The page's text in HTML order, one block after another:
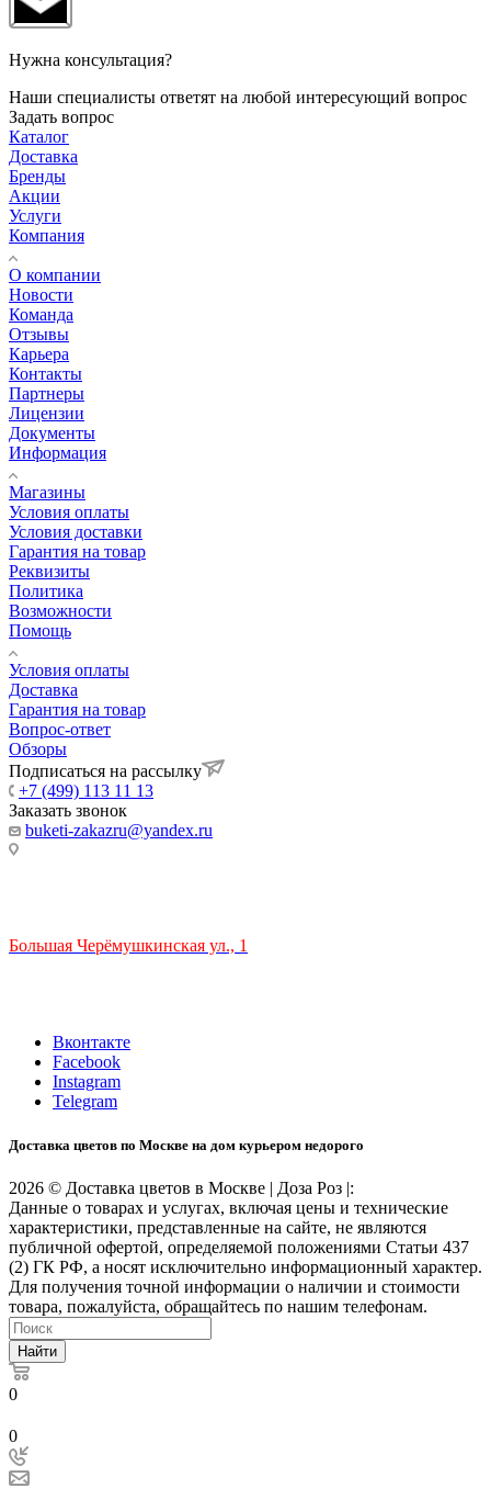
Нужна консультация?
Наши специалисты ответят на любой интересующий вопрос
Задать вопрос
Каталог
Доставка
Бренды
Акции
Услуги
Компания
О компании
Новости
Команда
Отзывы
Карьера
Контакты
Партнеры
Лицензии
Документы
Информация
Магазины
Условия оплаты
Условия доставки
Гарантия на товар
Реквизиты
Политика
Возможности
Помощь
Условия оплаты
Доставка
Гарантия на товар
Вопрос-ответ
Обзоры
Подписаться на рассылку
+7 (499) 113 11 13
Заказать звонок
buketi-zakazru@yandex.ru
Большая Черёмушкинская ул., 1
Вконтакте
Facebook
Instagram
Telegram
Доставка цветов по Москве на дом курьером недорого
2026 © Доставка цветов в Москве | Доза Роз |:
Данные о товарах и услугах, включая цены и технические
характеристики, представленные на сайте, не являются
публичной офертой, определяемой положениями Статьи 437
(2) ГК РФ, а носят исключительно информационный характер.
Для получения точной информации о наличии и стоимости
товара, пожалуйста, обращайтесь по нашим телефонам.
Найти
0
0